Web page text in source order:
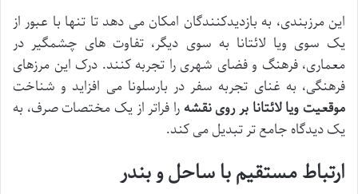
این مرزبندی، به بازدیدکنندگان امکان می دهد تا تنها با عبور از
یک سوی ویا لائتانا به سوی دیگر، تفاوت های چشمگیر در
معماری، فرهنگ و فضای شهری را تجربه کنند. درک این مرزهای
فرهنگی، به غنای تجربه سفر در بارسلونا می افزاید و شناخت
موقعیت ویا لائتانا بر روی نقشه را فراتر از یک مختصات صرف، به
یک دیدگاه جامع تر تبدیل می کند.
ارتباط مستقیم با ساحل و بندر